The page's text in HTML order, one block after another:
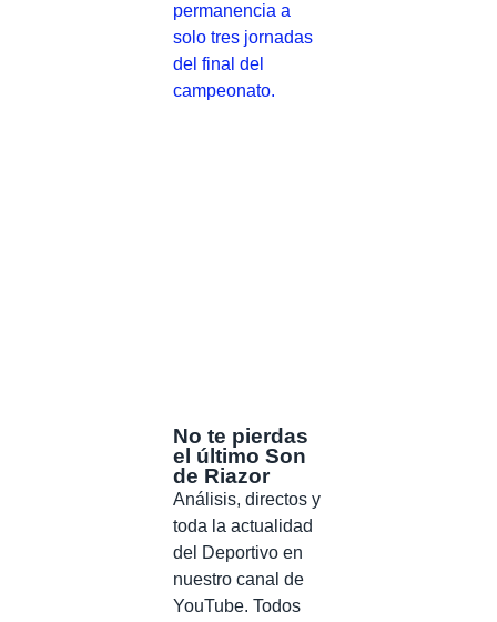
permanencia a
solo tres jornadas
del final del
campeonato.
No te pierdas
el último Son
de Riazor
Análisis, directos y
toda la actualidad
del Deportivo en
nuestro canal de
YouTube. Todos